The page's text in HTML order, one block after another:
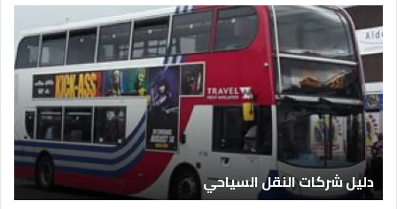
ل
ي
ا
ل
ف
ن
ق
دليل الفنادق المصرية